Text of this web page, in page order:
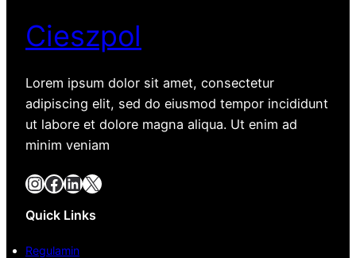
Cieszpol
Lorem ipsum dolor sit amet, consectetur
adipiscing elit, sed do eiusmod tempor incididunt
ut labore et dolore magna aliqua. Ut enim ad
minim veniam
InstagramFacebook LinkedIn X
Quick Links
Regulamin